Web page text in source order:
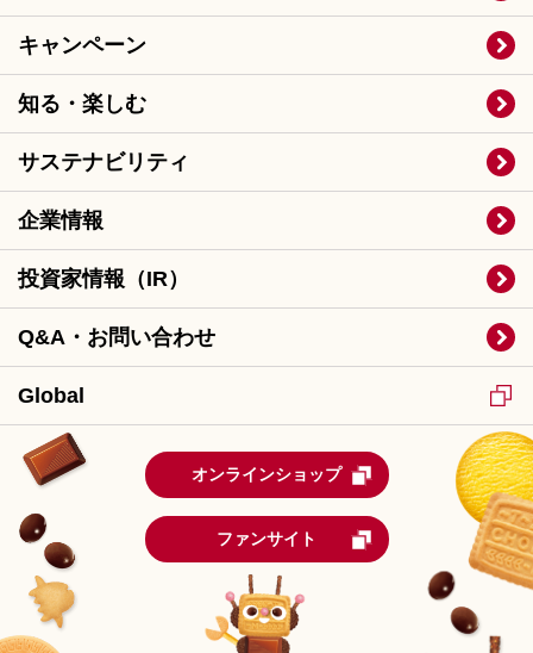
キャンペーン
知る・楽しむ
サステナビリティ
企業情報
投資家情報（IR）
Q&A・お問い合わせ
Global
オンラインショップ
ファンサイト